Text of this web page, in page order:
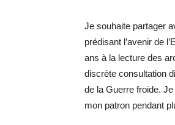
Je souhaite partager
prédisant l’avenir de
ans à la lecture des
discrète consultation
de la Guerre froide.
mon patron pendant